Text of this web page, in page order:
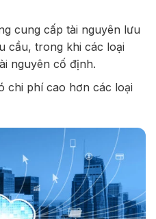
cung cấp tài nguyên lưu
cầu, trong khi các loại
nguyên cố định.
chi phí cao hơn các loại